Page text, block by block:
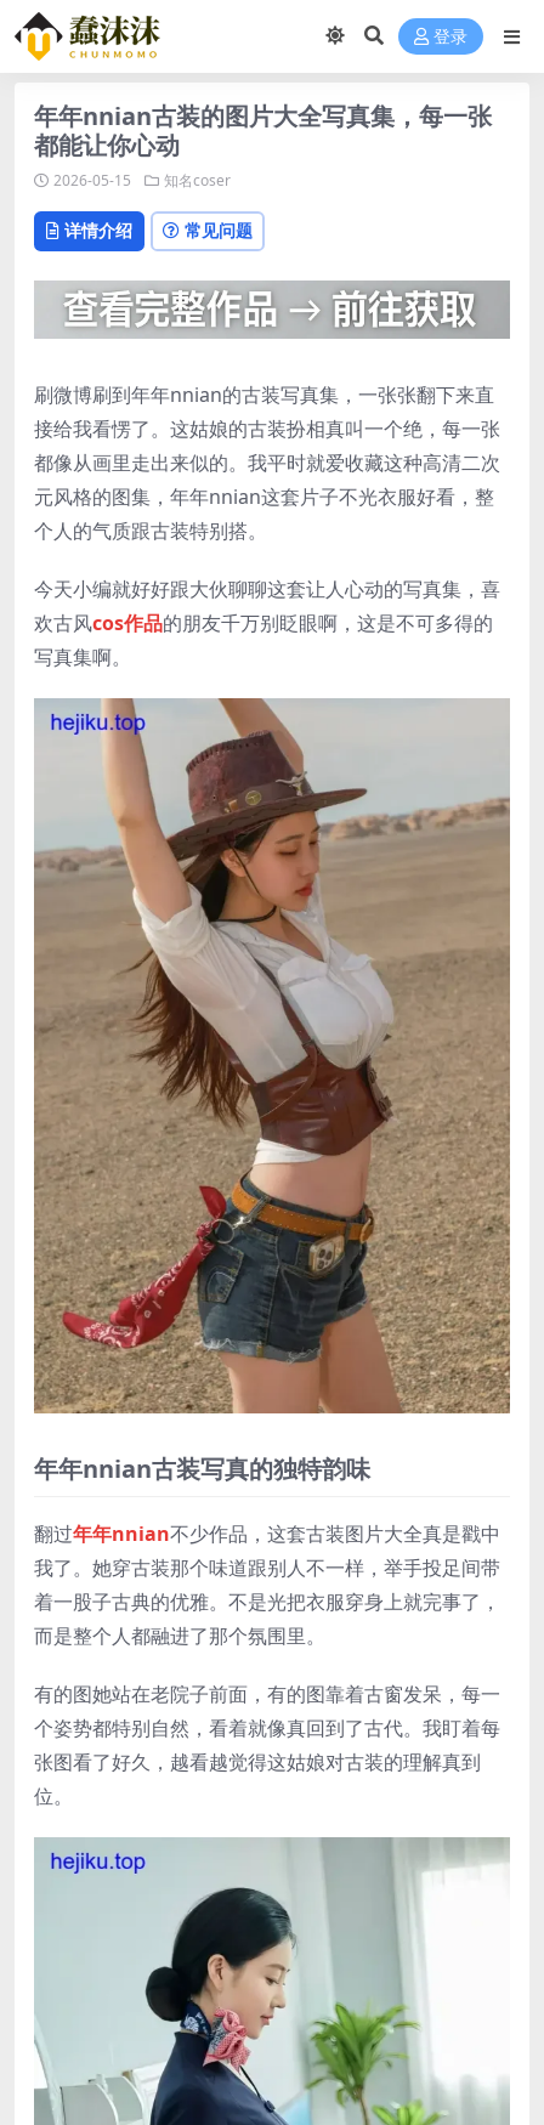
登录
年年nnian古装的图片大全写真集，每一张
都能让你心动
2026-05-15 知名coser
详情介绍 常见问题
刷微博刷到年年nnian的古装写真集，一张张翻下来直
接给我看愣了。这姑娘的古装扮相真叫一个绝，每一张
都像从画里走出来似的。我平时就爱收藏这种高清二次
元风格的图集，年年nnian这套片子不光衣服好看，整
个人的气质跟古装特别搭。
今天小编就好好跟大伙聊聊这套让人心动的写真集，喜
欢古风cos作品的朋友千万别眨眼啊，这是不可多得的
写真集啊。
年年nnian古装写真的独特韵味
翻过年年nnian不少作品，这套古装图片大全真是戳中
我了。她穿古装那个味道跟别人不一样，举手投足间带
着一股子古典的优雅。不是光把衣服穿身上就完事了，
而是整个人都融进了那个氛围里。
有的图她站在老院子前面，有的图靠着古窗发呆，每一
个姿势都特别自然，看着就像真回到了古代。我盯着每
张图看了好久，越看越觉得这姑娘对古装的理解真到
位。